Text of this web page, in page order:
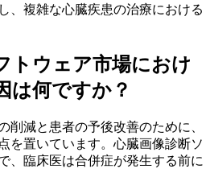
、複雑な心臓疾患の治療における
トウェア市場におけ
は何ですか？
削減と患者の予後改善のために、
を置いています。心臓画像診断ソ
、臨床医は合併症が発生する前に